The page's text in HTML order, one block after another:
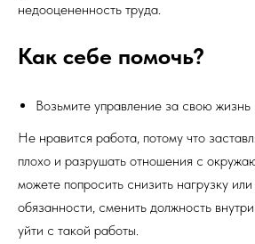
недооцененность труда.
Как себе помочь?
Возьмите управление за свою жизнь
Не нравится работа, потому что
плохо и разрушать отношения с
можете попросить снизить нагрузку
обязанности, сменить должность
уйти с такой работы.